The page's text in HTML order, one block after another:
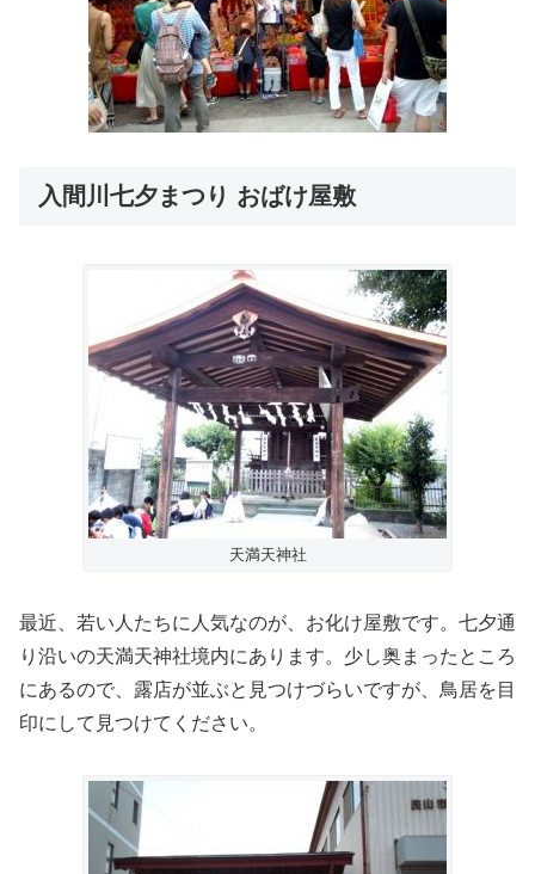
入間川七夕まつり おばけ屋敷
天満天神社
最近、若い人たちに人気なのが、お化け屋敷です。七夕通
り沿いの天満天神社境内にあります。少し奥まったところ
にあるので、露店が並ぶと見つけづらいですが、鳥居を目
印にして見つけてください。